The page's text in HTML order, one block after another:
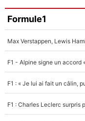
Formule1